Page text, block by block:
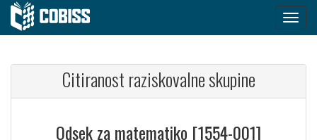
Citiranost raziskovalne skupine
Odsek za matematiko [1554-001]